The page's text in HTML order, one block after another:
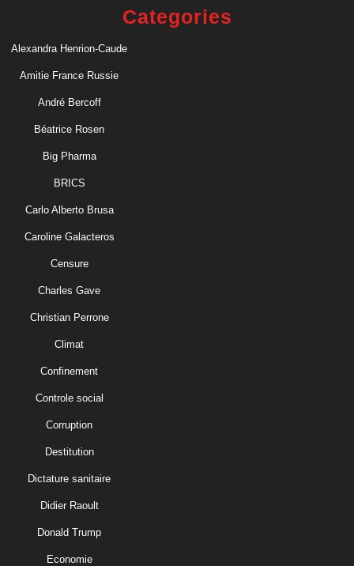
Categories
Alexandra Henrion-Caude
Amitie France Russie
André Bercoff
Béatrice Rosen
Big Pharma
BRICS
Carlo Alberto Brusa
Caroline Galacteros
Censure
Charles Gave
Christian Perrone
Climat
Confinement
Controle social
Corruption
Destitution
Dictature sanitaire
Didier Raoult
Donald Trump
Economie